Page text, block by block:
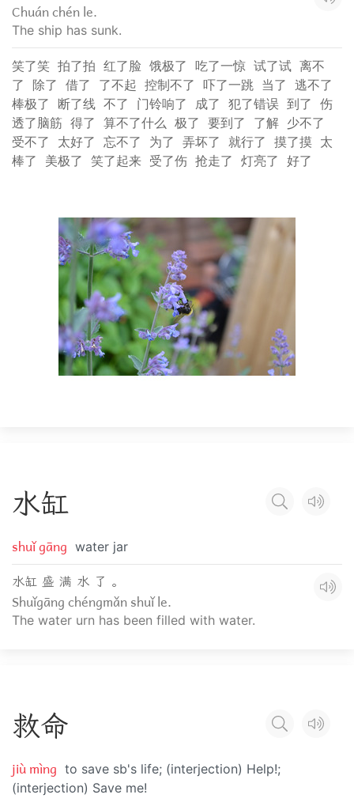
Chuán chén le.
The ship has sunk.
笑了笑 拍了拍 红了脸 饿极了 吃了一惊 试了试 离不
了
除了 借了 了不起 控制不了 吓了一跳 当了 逃不了
棒极了
断了线 不了 门铃响了 成了 犯了错误 到了 伤
透了脑筋 得了 算不了什么 极了 要到了 了解 少不了
受不了
太好了 忘不了 为了 弄坏了 就行了 摸了摸 太
棒了
美极了 笑了起来 受了伤 抢走了 灯亮了 好了
水缸
shuǐ gāng water jar
水缸 盛 满 水 了 。
Shuǐgāng chéngmǎn shuǐ le.
The water urn has been filled with water.
救命
jiù mìng to save sb's life; (interjection) Help!;
(interjection) Save me!